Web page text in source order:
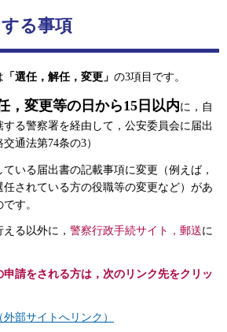
る事項
「選任，解任，変更」 の3項目です。
，変更等の日から15日以内に，自
る警察署を経由して，公安委員会に届出
通法第74条の3）
ている届出書の記載事項に変更（例えば，
されている方の役職等の変更など）があ
す。
る以外に， 警察行政手続サイト，郵送に
請をされる方は，次のリンク先をクリッ
部サイトへリンク）